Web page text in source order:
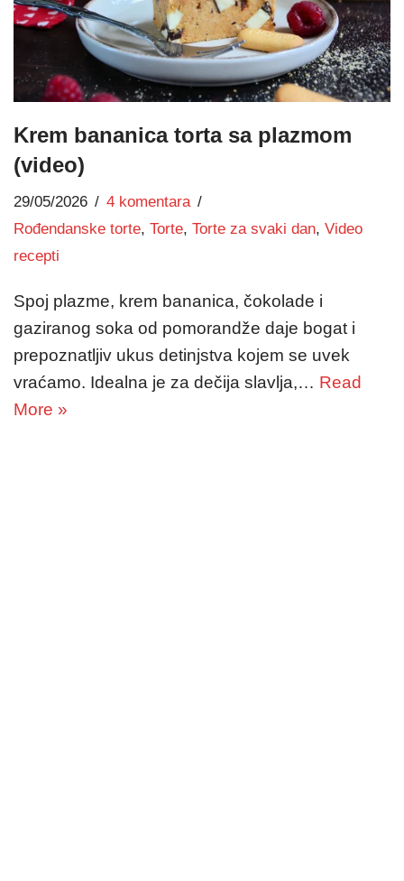
Krem bananica torta sa plazmom
(video)
29/05/2026
4 komentara
Rođendanske torte, Torte, Torte za svaki dan, Video
recepti
Spoj plazme, krem bananica, čokolade i
gaziranog soka od pomorandže daje bogat i
prepoznatljiv ukus detinjstva kojem se uvek
vraćamo. Idealna je za dečija slavlja,… Read
More »